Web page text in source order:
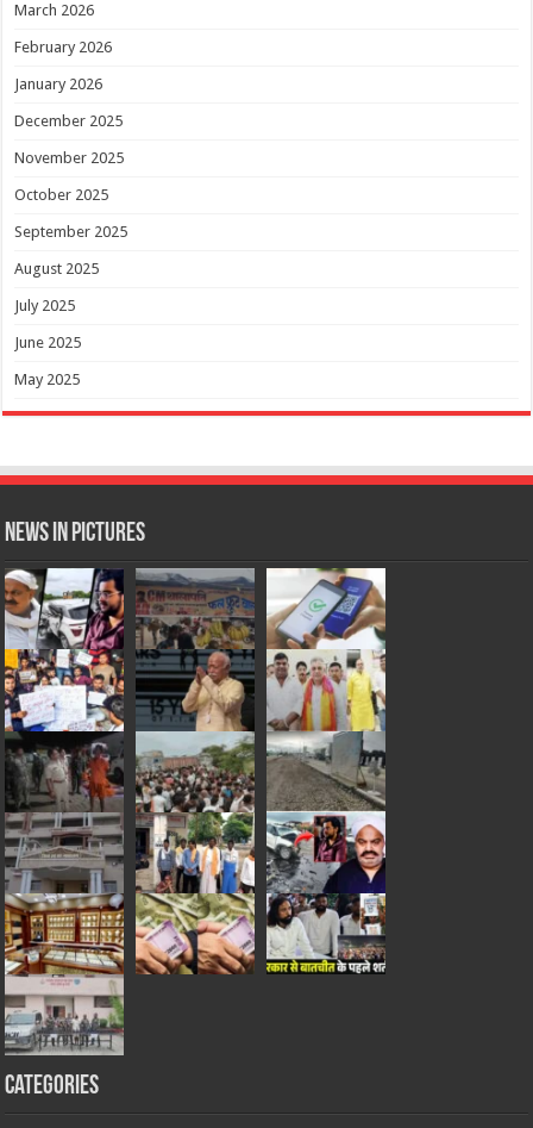
March 2026
February 2026
January 2026
December 2025
November 2025
October 2025
September 2025
August 2025
July 2025
June 2025
May 2025
News in Pictures
Categories